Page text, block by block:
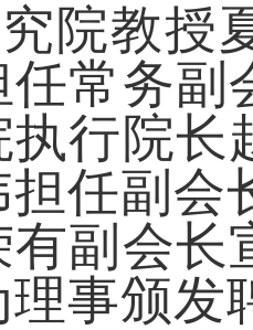
院教授
任常务副
执行院长
任副会
有副会长
事颁发